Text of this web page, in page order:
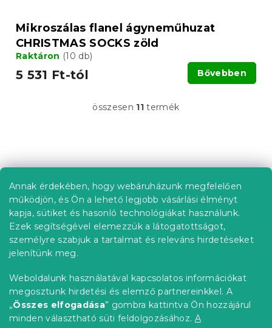
Annak érdekében, hogy webáruházunk megfelelően
működjön, és Ön a lehető legjobb vásárlási élményt
kapja, sütiket és hasonló technológiákat használunk.
Ezek segítségével elemezzük a látogatottságot,
személyre szabjuk a tartalmat és releváns hirdetéseket
jelenítünk meg.
Weboldalunk használatával kapcsolatos információkat
megosztunk hirdetési és elemző partnereinkkel. A
„Összes elfogadása” gombra kattintva Ön hozzájárul
minden választható süti feldolgozásához. A
Mikroszálas flanel ágyneműhuzat
CHRISTMAS SOCKS zöld
Raktáron (10 db)
5 531 Ft-tól Bővebben
L
i
r
á
n
y
í
t
e
l
e
m
e
összesen 11 termék
á
Információ az Ön számára
Rendelés követése
Szállítási lehetőségek
Fizetési lehetőségek
Reklamáció és áruvisszaküldés
Elérhetőség
Általános szerződési feltételek
Adatvédelmi nyilatkozat
Blog